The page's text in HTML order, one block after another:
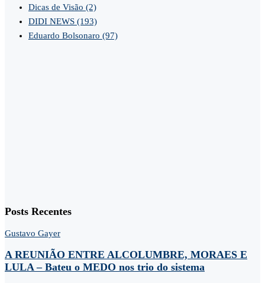
Dicas de Visão (2)
DIDI NEWS (193)
Eduardo Bolsonaro (97)
Posts Recentes
Gustavo Gayer
A REUNIÃO ENTRE ALCOLUMBRE, MORAES E
LULA – Bateu o MEDO nos trio do sistema